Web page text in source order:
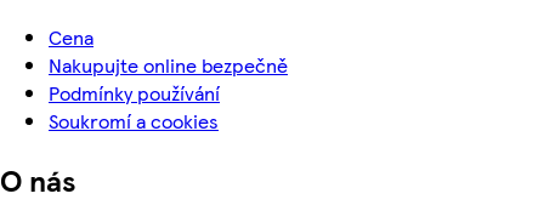
Cena
Nakupujte online bezpečně
Podmínky používání
Soukromí a cookies
O nás